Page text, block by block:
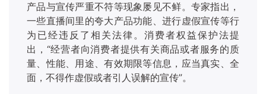
产品与宣传严重不符等现象屡见不鲜。专家指出，
一些直播间里的夸大产品功能、进行虚假宣传等行
为已经违反了相关法律。消费者权益保护法提
出，“经营者向消费者提供有关商品或者服务的质
量、性能、用途、有效期限等信息，应当真实、全
面，不得作虚假或者引人误解的宣传”。